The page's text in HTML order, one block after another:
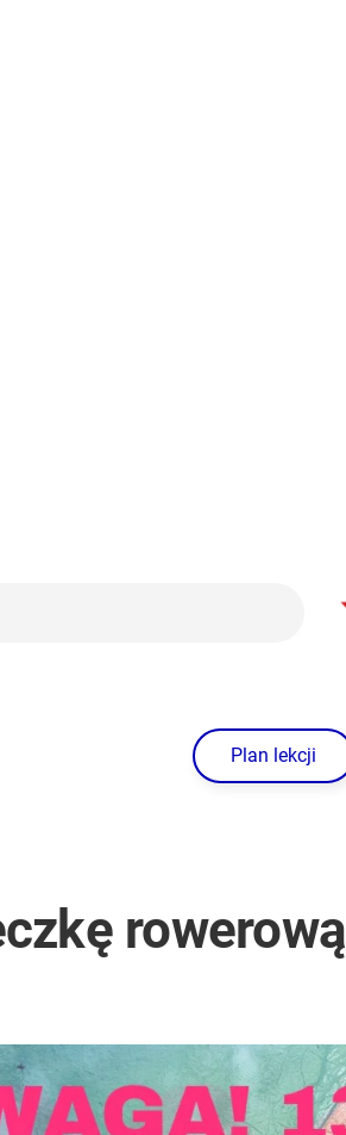
Plan lekcji
rowerową